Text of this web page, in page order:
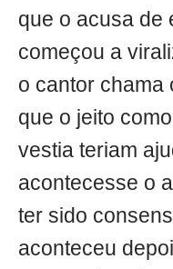
que o acusa de
começou a
o cantor chama
que o jeito
vestia teriam
acontecesse o
ter sido
aconteceu